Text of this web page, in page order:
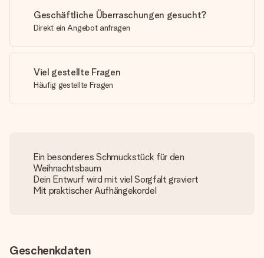
Geschäftliche Überraschungen gesucht?
Direkt ein Angebot anfragen
Viel gestellte Fragen
Häufig gestellte Fragen
Ein besonderes Schmuckstück für den
Weihnachtsbaum
Dein Entwurf wird mit viel Sorgfalt graviert
Mit praktischer Aufhängekordel
Geschenkdaten